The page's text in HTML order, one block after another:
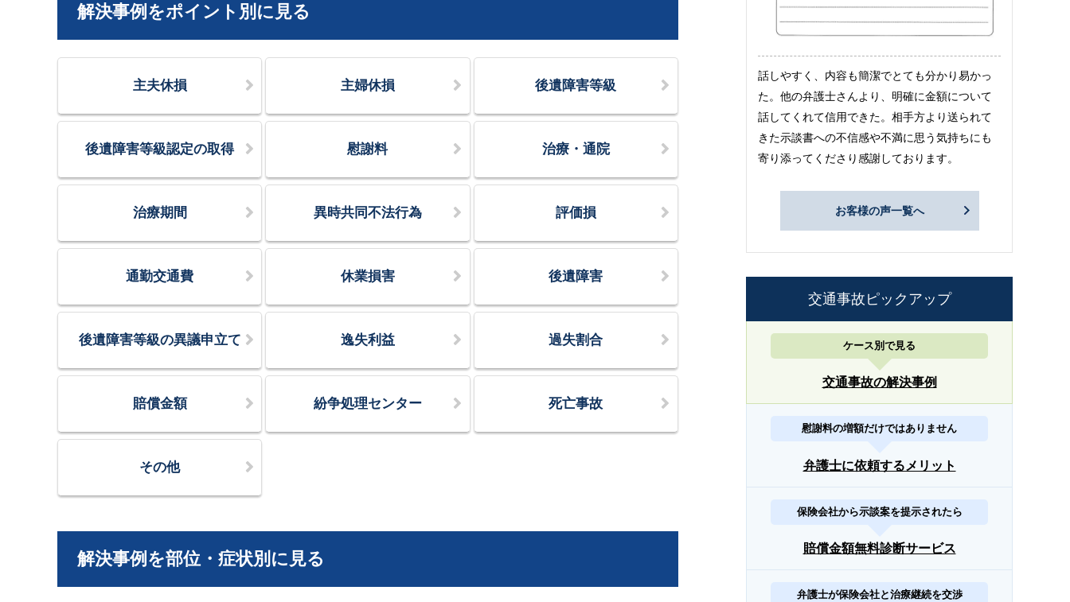
解決事例をポイント別に見る
主夫休損 主婦休損 後遺障害等級
後遺障害等級認定の取得 慰謝料 治療・通院
治療期間 異時共同不法行為 評価損
通勤交通費 休業損害 後遺障害
後遺障害等級の異議申立て 逸失利益 過失割合
賠償金額 紛争処理センター 死亡事故
その他
解決事例を部位・症状別に見る
話しやすく、内容も簡潔でとても分かり易かっ
た。他の弁護士さんより、明確に金額について
話してくれて信用できた。相手方より送られて
きた示談書への不信感や不満に思う気持ちにも
寄り添ってくださり感謝しております。
お客様の声一覧へ
交通事故ピックアップ
ケース別で見る
交通事故の解決事例
慰謝料の増額だけではありません
弁護士に依頼するメリット
保険会社から示談案を提示されたら
賠償金額無料診断サービス
弁護士が保険会社と治療継続を交渉